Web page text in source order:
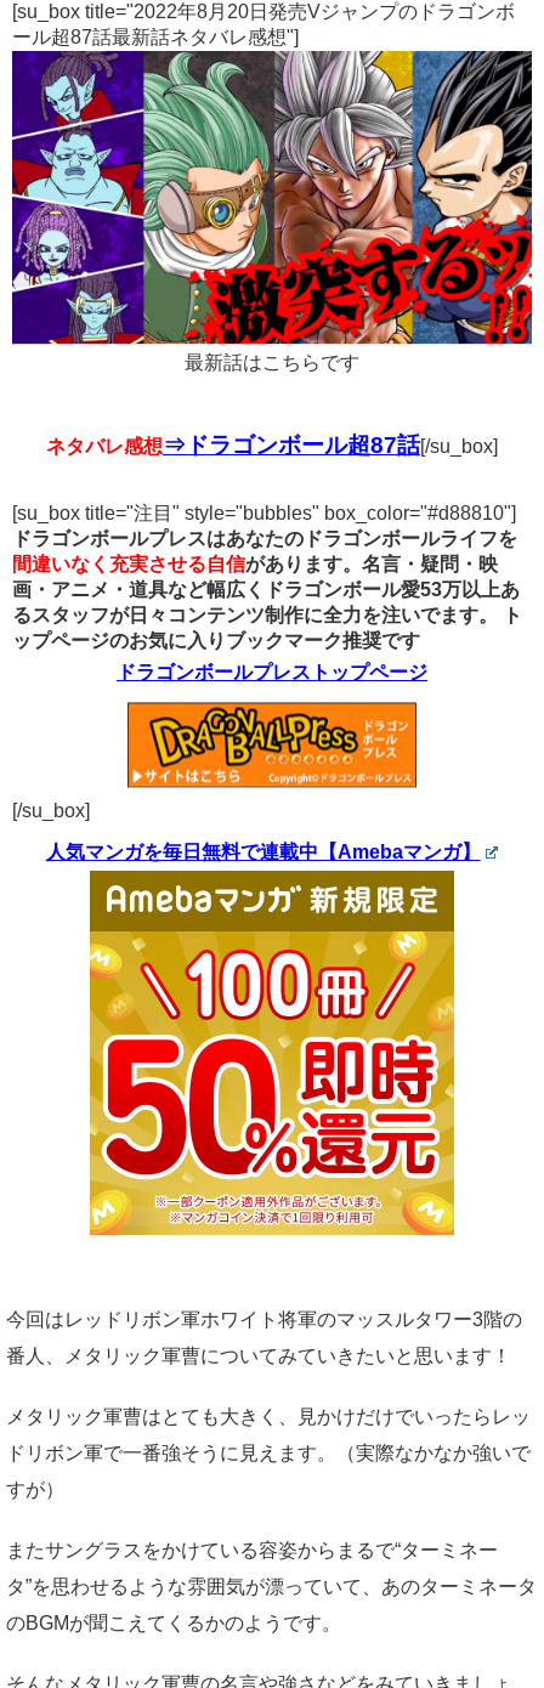
[su_box title="2022年8月20日発売Vジャンプのドラゴンボ
ール超87話最新話ネタバレ感想"]
最新話はこちらです
ネタバレ感想⇒ドラゴンボール超87話[/su_box]
[su_box title="注目" style="bubbles" box_color="#d88810"]
ドラゴンボールプレスはあなたのドラゴンボールライフを
間違いなく充実させる自信があります。名言・疑問・映
画・アニメ・道具など幅広くドラゴンボール愛53万以上あ
るスタッフが日々コンテンツ制作に全力を注いでます。
ト
ップページのお気に入りブックマーク推奨です
ドラゴンボールプレストップページ
[/su_box]
人気マンガを毎日無料で連載中【Amebaマンガ】
今回はレッドリボン軍ホワイト将軍のマッスルタワー3階の
番人、メタリック軍曹についてみていきたいと思います！
メタリック軍曹はとても大きく、見かけだけでいったらレッ
ドリボン軍で一番強そうに見えます。（実際なかなか強いで
すが）
またサングラスをかけている容姿からまるで“ターミネー
タ”を思わせるような雰囲気が漂っていて、あのターミネータ
のBGMが聞こえてくるかのようです。
そんなメタリック軍曹の名言や強さなどをみていきましょ